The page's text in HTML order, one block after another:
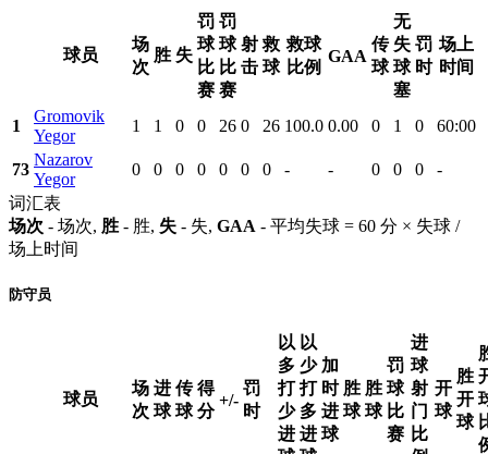
球员
场
次
胜 失
罚
球
比
赛
罚
球
比
赛
射
击
救
球
救球
比例
GAA
传
球
无
失
球
塞
罚
时
场上
时间
1
Gromovik
Yegor
1 1 0 0 26 0 26 100.0 0.00 0 1 0 60:00
73
Nazarov
Yegor
0 0 0 0 0 0 0 - - 0 0 0
-
词汇表
场次 - 场次, 胜 - 胜, 失 - 失, GAA - 平均失球 = 60 分 × 失球 /
场上时间
防守员
球员
场
次
进
球
传
球
得
分
+/-
罚
时
以
多
打
少
进
以
少
打
多
进
加
时
进
球
胜
球
胜
球
罚
球
比
赛
进
球
射
门
比
开
球
胜
开
球